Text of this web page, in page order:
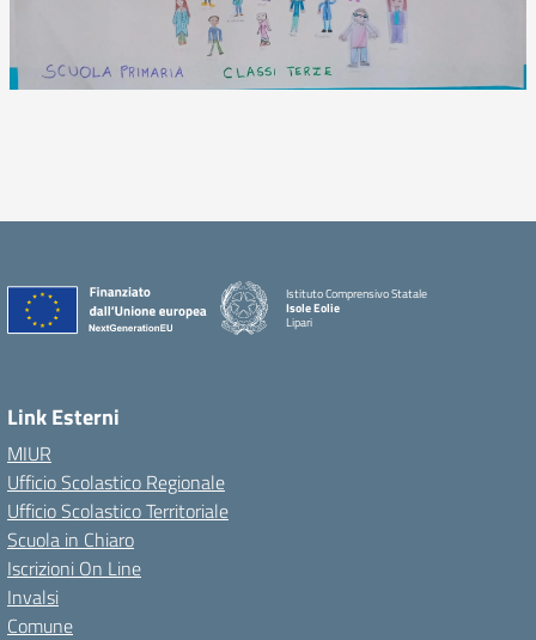
Istituto Comprensivo Statale
Isole Eolie
Lipari
Link Esterni
MIUR
Ufficio Scolastico Regionale
Ufficio Scolastico Territoriale
Scuola in Chiaro
Iscrizioni On Line
Invalsi
Comune